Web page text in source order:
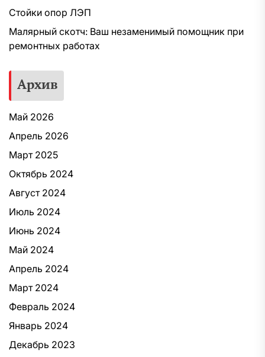
Стойки опор ЛЭП
Малярный скотч: Ваш незаменимый помощник при
ремонтных работах
Архив
Май 2026
Апрель 2026
Март 2025
Октябрь 2024
Август 2024
Июль 2024
Июнь 2024
Май 2024
Апрель 2024
Март 2024
Февраль 2024
Январь 2024
Декабрь 2023